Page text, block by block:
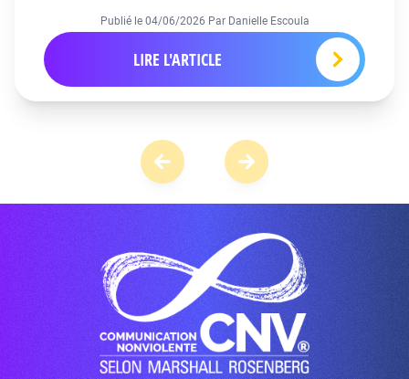
Publié le 04/06/2026 Par Danielle Escoula
LIRE L'ARTICLE